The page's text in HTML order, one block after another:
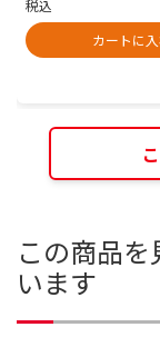
税込
カートに
この商品
います